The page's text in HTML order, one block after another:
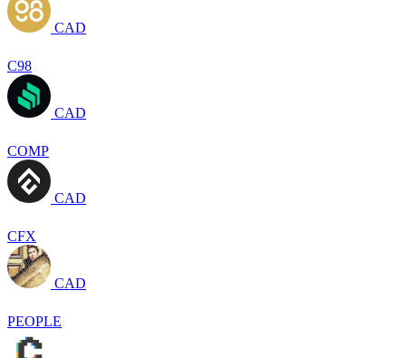
CAD
C98
CAD
COMP
CAD
CFX
CAD
PEOPLE